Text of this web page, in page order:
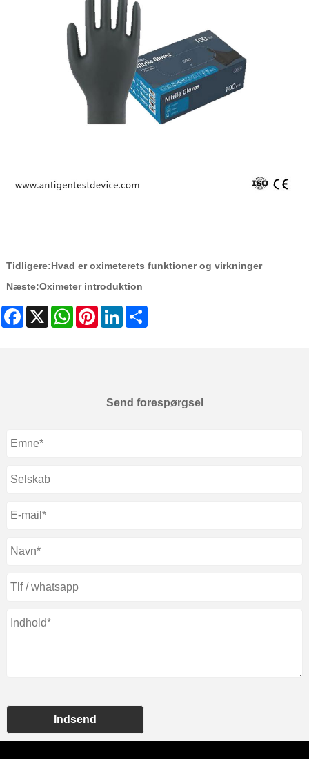
Tidligere:Hvad er oximeterets funktioner og virkninger
Næste:Oximeter introduktion
Facebook
X WhatsAppPinterestLinkedIn
Send forespørgsel
Indsend